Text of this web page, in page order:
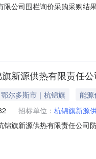
限公司围栏询价采购采购
蒙古能源发电准大发电有
资内蒙古有限公司联系电话
新源供热有限责任
尔多斯市｜杭锦旗 能源
招标单位： 杭锦旗新源
锦旗新源供热有限责任公
单位：国能物资内蒙古有